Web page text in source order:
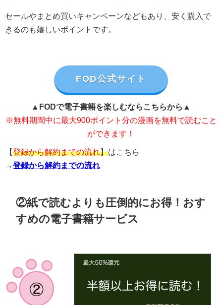
セールやまとめ買いキャンペーンなどもあり、安く購入で
きるのも嬉しいポイントです。
FOD公式サイト
▲FODで電子書籍を楽しむならこちらから▲
※無料期間中に最大900ポイント分の漫画を無料で読むこと
ができます！
【登録から解約までの流れ】はこちら
→登録から解約までの流れ
②紙で読むよりも圧倒的にお得！おす
すめの電子書籍サービス